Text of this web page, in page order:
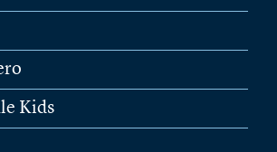
Kids